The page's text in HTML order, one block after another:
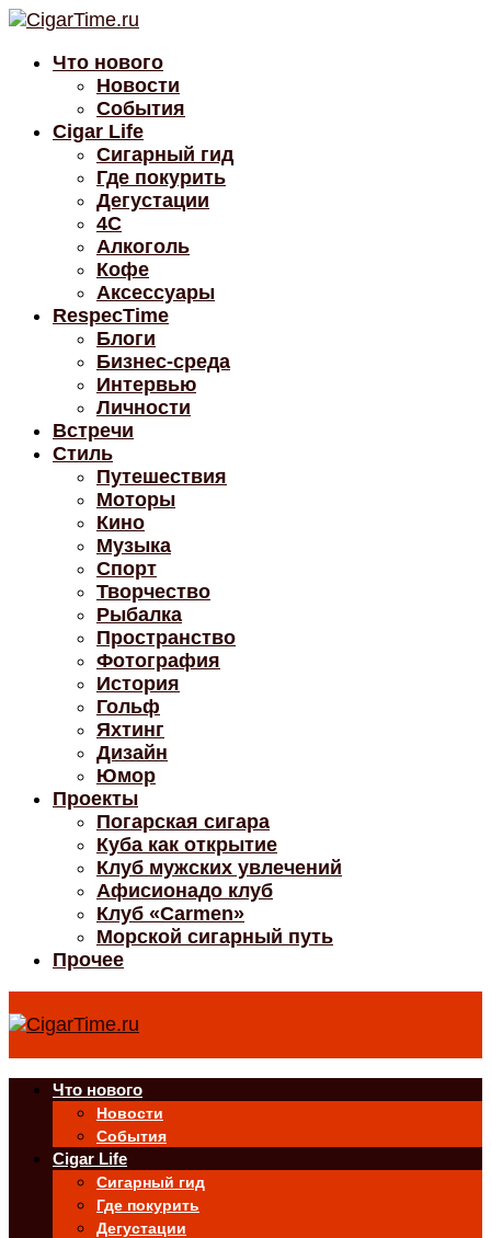
Что нового
Новости
События
Cigar Life
Сигарный гид
Где покурить
Дегустации
4C
Алкоголь
Кофе
Аксессуары
RespecTime
Блоги
Бизнес-среда
Интервью
Личности
Встречи
Стиль
Путешествия
Моторы
Кино
Музыка
Спорт
Творчество
Рыбалка
Пространство
Фотография
История
Гольф
Яхтинг
Дизайн
Юмор
Проекты
Погарская сигара
Куба как открытие
Клуб мужских увлечений
Афисионадо клуб
Клуб «Carmen»
Морской сигарный путь
Прочее
Что нового
Новости
События
Cigar Life
Сигарный гид
Где покурить
Дегустации